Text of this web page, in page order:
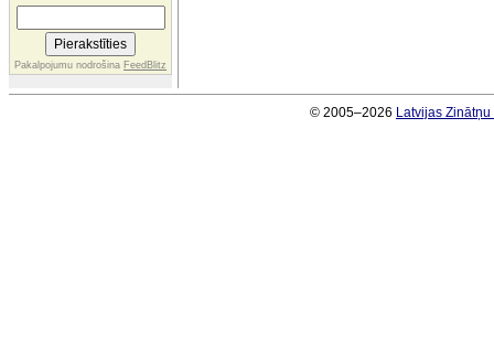
Pakalpojumu nodrošina FeedBlitz
© 2005–2026 Latvijas